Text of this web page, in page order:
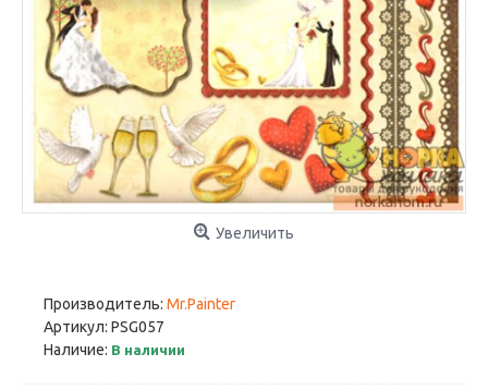
Увеличить
Производитель: Mr.Painter
Артикул: PSG057
Наличие: В наличии